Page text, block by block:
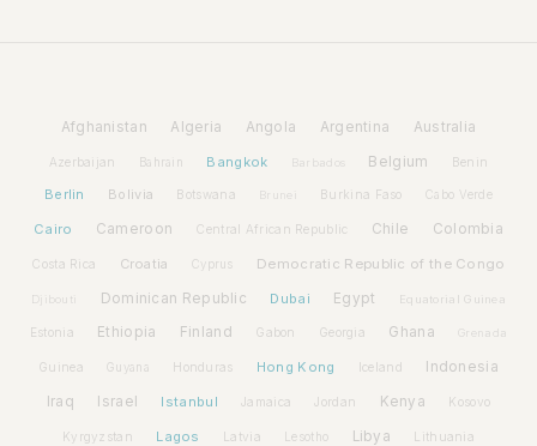
Afghanistan Algeria Angola Argentina Australia
Azerbaijan Bahrain Bangkok Barbados Belgium Benin
Berlin Bolivia Botswana Brunei Burkina Faso Cabo Verde
Cairo Cameroon Central African Republic Chile Colombia
Costa Rica Croatia Cyprus Democratic Republic of the Congo
Djibouti Dominican Republic Dubai Egypt Equatorial Guinea
Estonia Ethiopia Finland Gabon Georgia Ghana Grenada
Guinea Guyana Honduras Hong Kong Iceland Indonesia
Iraq Israel Istanbul Jamaica Jordan Kenya Kosovo
Kyrgyzstan Lagos Latvia Lesotho Libya Lithuania